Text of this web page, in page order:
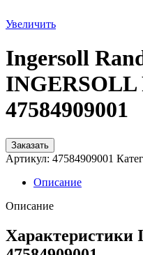
Увеличить
Ingersoll
INGERSOLL
47584909001
Заказать
Артикул: 47584909001
Описание
Описание